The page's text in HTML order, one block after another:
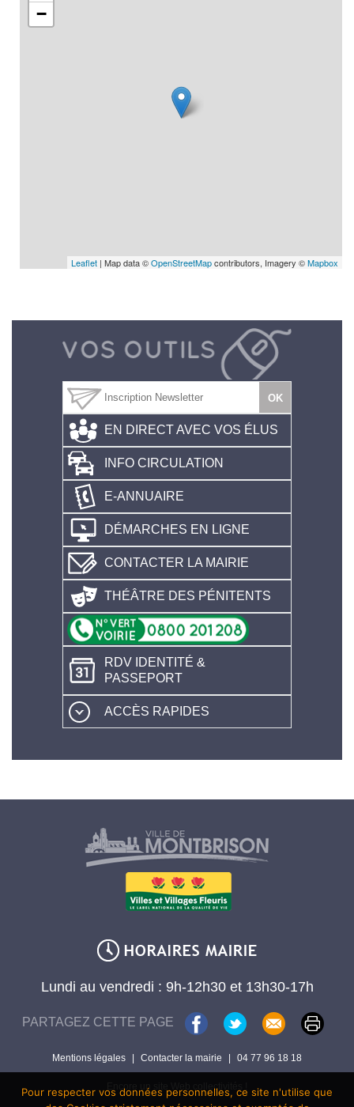
−
Leaflet | Map data ©OpenStreetMapcontributors, Imagery ©Mapbox
EN DIRECT AVEC VOS ÉLUS
INFO CIRCULATION
E-ANNUAIRE
DÉMARCHES EN LIGNE
CONTACTER LA MAIRIE
THÉÂTRE DES PÉNITENTS
RDV IDENTITÉ &
PASSEPORT
ACCÈS RAPIDES
Lundi au vendredi : 9h-12h30 et 13h30-17h
PARTAGEZ CETTE PAGE
Mentions légales | Contacter la mairie | 04 77 96 18 18
Encore un site Web collectivités !
Pour respecter vos données personnelles, ce site n'utilise que